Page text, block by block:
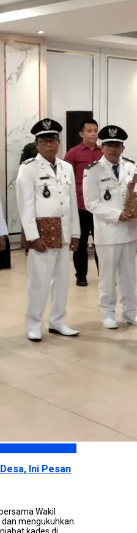
Ini Pesan
Wakil
mengukuhkan
kades di